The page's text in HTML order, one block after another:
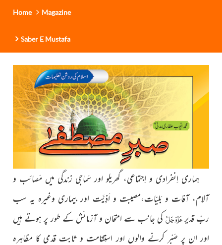
Home Magazine
Saber E Mustafa
ہماری اِنفرادی و اِجتماعی، گھریلو اور سَماجی زندگی میں مَصائب و
آلام، آفات و بَلِیّات،مصیبت و اَذِیَّت اور بیماری وغیرہ یہ سب
ربِّ قدیرعَزَّوَجَلَّ کی جانب سے امتحان و آزمائش کے طور پر ہوتے ہیں
اور ان پر صَبْر کرنے والوں اور استِقامت و ثابت قدمی کا مظاہرہ